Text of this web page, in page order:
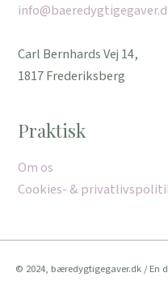
Carl Bernhards Vej 14,
1817 Frederiksberg
Praktisk
Om os
Cookies- &
© 2024, bæredygtigegaver.dk / En